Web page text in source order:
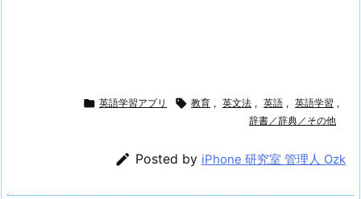
 英語学習アプリ  教育 , 英文法 , 英語 , 英語学習 ,
辞書／辞典／その他
 Posted by iPhone 研究室 管理人 Ozk